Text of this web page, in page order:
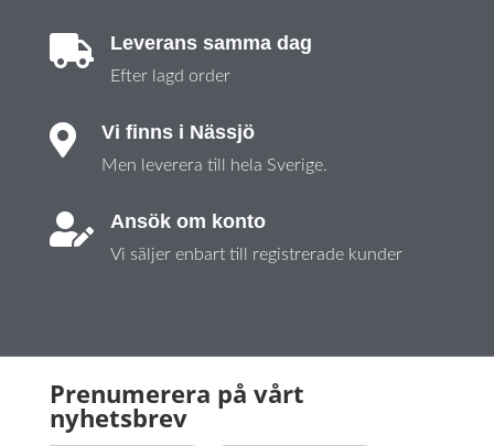
 Leverans samma dag
Efter lagd order
 Vi finns i Nässjö
Men leverera till hela Sverige.
 Ansök om konto
Vi säljer enbart till registrerade kunder
Prenumerera på vårt
nyhetsbrev